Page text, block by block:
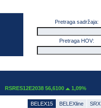
Pretraga sadržaja:
Pretraga HOV:
RSRES12E2038 56,6100 1,09%
BELEX15 BELEXline SRX